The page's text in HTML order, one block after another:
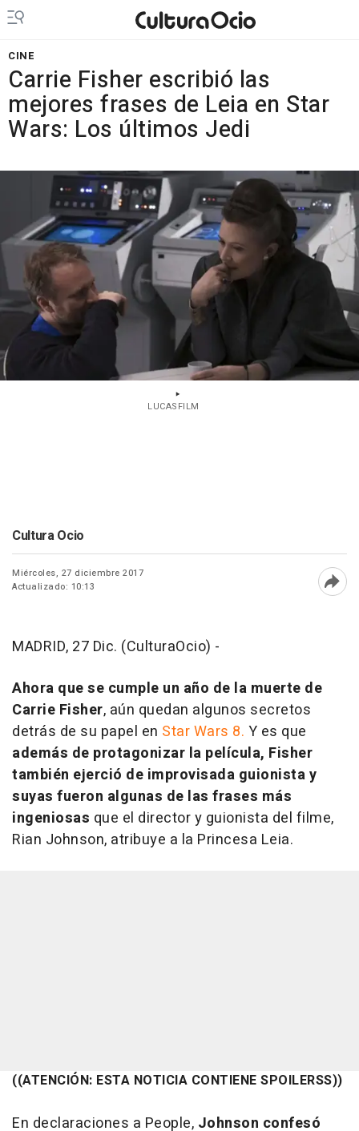
CINE
Carrie Fisher escribió las
mejores frases de Leia en Star
Wars: Los últimos Jedi
LUCASFILM
Cultura Ocio
Miércoles, 27 diciembre 2017
Actualizado: 10:13
MADRID, 27 Dic. (CulturaOcio) -
Ahora que se cumple un año de la muerte de
Carrie Fisher, aún quedan algunos secretos
detrás de su papel en Star Wars 8. Y es que
además de protagonizar la película, Fisher
también ejerció de improvisada guionista y
suyas fueron algunas de las frases más
ingeniosas que el director y guionista del filme,
Rian Johnson, atribuye a la Princesa Leia.
((ATENCIÓN: ESTA NOTICIA CONTIENE SPOILERSS))
En declaraciones a People, Johnson confesó